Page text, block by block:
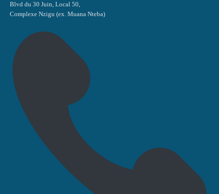
Blvd du 30 Juin, Local 50,
Complexe Nzigu (ex. Muana Nteba)